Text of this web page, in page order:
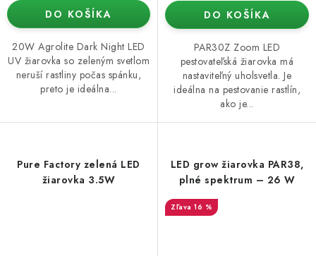
DO KOŠÍKA
20W Agrolite Dark Night LED
UV žiarovka so zeleným svetlom
neruší rastliny počas spánku,
preto je ideálna...
DO KOŠÍKA
PAR30Z Zoom LED
pestovateľská žiarovka má
nastaviteľný uholsvetla. Je
ideálna na pestovanie rastlín,
ako je...
Pure Factory zelená LED
žiarovka 3.5W
LED grow žiarovka PAR38,
plné spektrum – 26 W
16 %